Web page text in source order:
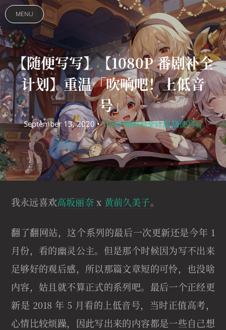
MENU
【随便写写】【1080P 番剧补全
计划】重温「吹响吧！上低音
号」
September 13, 2020 •1080P番剧补全计划,随便写写
我永远喜欢高坂丽奈x 黄前久美子。
翻了翻网站，这个系列的最后一次更新还是今年 1
月份，看的幽灵公主。但是那个时候因为写不出来
足够好的观后感，所以那篇文章短的可怜，也没啥
内容，姑且就不算正式的系列吧。最后一个正经更
新是 2018 年 5 月看的上低音号，当时正值高考，
心情比较烦躁，因此写出来的内容都是一些自己想